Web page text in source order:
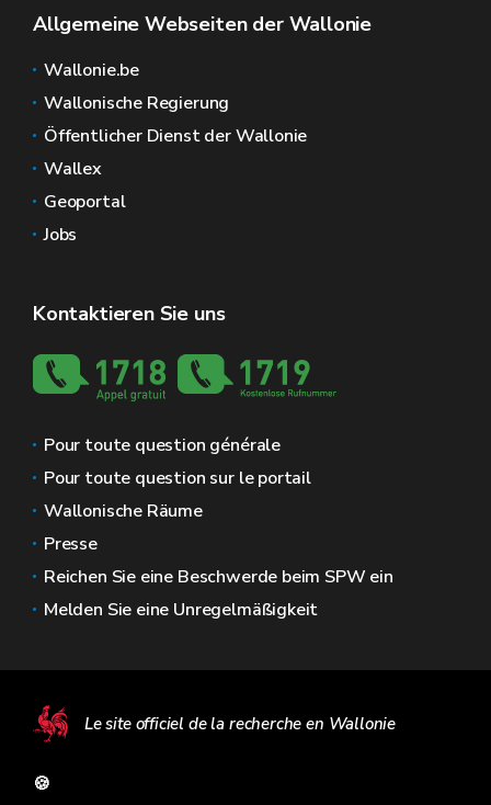
Allgemeine Webseiten der Wallonie
Wallonie.be
Wallonische Regierung
Öffentlicher Dienst der Wallonie
Wallex
Geoportal
Jobs
Kontaktieren Sie uns
Pour toute question générale
Pour toute question sur le portail
Wallonische Räume
Presse
Reichen Sie eine Beschwerde beim SPW ein
Melden Sie eine Unregelmäßigkeit
Le site officiel de la recherche en Wallonie
🍪